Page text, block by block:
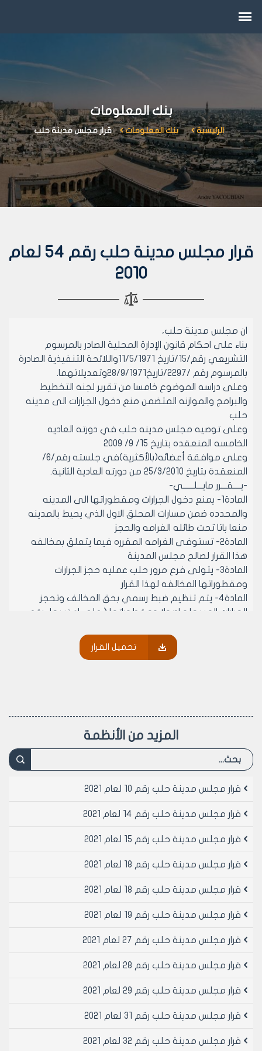
بنك المعلومات
الرئيسية بنك المعلومات قرار مجلس مدينة حلب
قرار مجلس مدينة حلب رقم 54 لعام
2010
ان مجلس مدينة حلب،
بناء على احكام قانون الإدارة المحلية الصادر بالمرسوم
التشريعي رقم/15/تاريخ 11/5/1971واللائحة التنفيذية الصادرة
بالمرسوم رقم /2297/تاريخ28/9/1971وتعديلاتهما.
وعلى دراسه الموضوع خامسا من تقرير لجنه التخطيط
والبرامج والموازنه المتضمن منع دخول الجرارات الى مدينه
حلب
وعلى توصيه مجلس مدينه حلب في دورته العاديه
الخامسه المنعقده بتاريخ 15/ 9/ 2009
وعلى موافقة أعضائه(بالأكثرية)في جلسته رقم/6/
المنعقدة بتاريخ 25/3/2010 من دورته العادية الثانية.
-يــــقـــرر مايـــلــــــي-
المادة1- يمنع دخول الجرارات ومقطوراتها الى المدينه
والمحدده ضمن مسارات المحلق الاول الذي يحيط بالمدينه
منعا باتا تحت طائله الغرامه والحجز
المادة2- تستوفى الغرامه المقرره فيما يتعلق بمخالفه
هذا القرار لصالح مجلس المدينة
المادة3- يتولى فرع مرور حلب عمليه حجز الجرارات
ومقطوراتها المخالفه لهذا القرار
المادة4- يتم تنظيم ضبط رسمي بحق المخالف وتحجز
الجرارات المسجله اصولا ومقطوراتها ( على ان تسجل رقم
ويمكن استبدال الحجز بالغرامه الماليه بمبلغ خمسمائة ليره
سوريه عن كل يوم ولكامل المده
المادة 7- يستثنى من هذا القرار الجرارات ومقطوراتها العائده
رئيس مجلس مدينة حلب
الدكتور المهندس معن الشبلي
تحميل القرار
المزيد من الأنظمة
قرار مجلس مدينة حلب رقم 10 لعام 2021
قرار مجلس مدينة حلب رقم 14 لعام 2021
قرار مجلس مدينة حلب رقم 15 لعام 2021
قرار مجلس مدينة حلب رقم 18 لعام 2021
قرار مجلس مدينة حلب رقم 18 لعام 2021
قرار مجلس مدينة حلب رقم 19 لعام 2021
قرار مجلس مدينة حلب رقم 27 لعام 2021
قرار مجلس مدينة حلب رقم 28 لعام 2021
قرار مجلس مدينة حلب رقم 29 لعام 2021
قرار مجلس مدينة حلب رقم 31 لعام 2021
قرار مجلس مدينة حلب رقم 32 لعام 2021